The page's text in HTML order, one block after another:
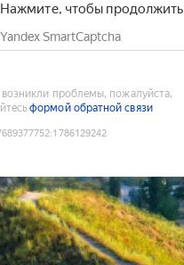
Нажмите, чтобы продолжить
Yandex SmartCaptcha
возникли проблемы, пожалуйста,
формой обратной связи
:1786129242